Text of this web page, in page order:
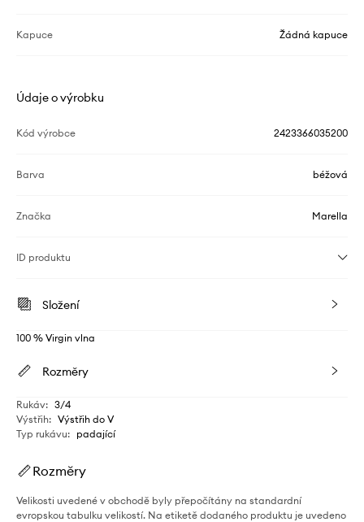
Kapuce Žádná kapuce
Údaje o výrobku
Kód výrobce 2423366035200
Barva béžová
Značka Marella
ID produktu
Složení
100 % Virgin vlna
Rozměry
Rukáv: 3/4
Výstřih: Výstřih do V
Typ rukávu: padající
Rozměry
Velikosti uvedené v obchodě byly přepočítány na standardní
evropskou tabulku velikostí. Na etiketě dodaného produktu je uvedeno